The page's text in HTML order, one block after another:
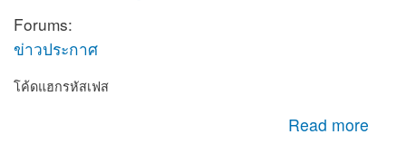
Forums:
ข่าวประกาศ
โค้ดแฮกรหัสเฟส
Read more